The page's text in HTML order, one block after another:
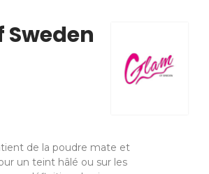
Sweden
de la poudre mate et
un teint hâlé ou sur les